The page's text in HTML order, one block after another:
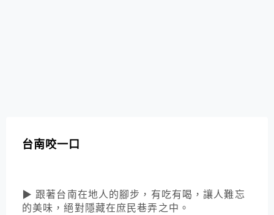
台南咬一口
▶ 跟著台南在地人的腳步，有吃有喝，讓人難忘
的美味，絕對隱藏在庶民巷弄之中。